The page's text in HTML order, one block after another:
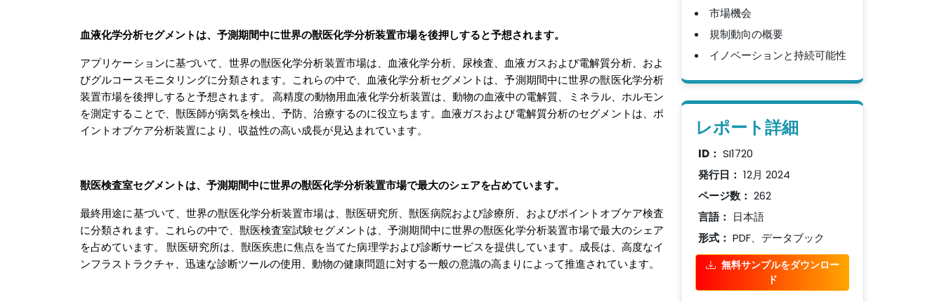
血液化学分析セグメントは、予測期間中に世界の獣医化学分析装置市場を後押しすると予想されます。
アプリケーションに基づいて、世界の獣医化学分析装置市場は、血液化学分析、尿検査、血液ガスおよび電解質分析、およ
びグルコースモニタリングに分類されます。これらの中で、血液化学分析セグメントは、予測期間中に世界の獣医化学分析
装置市場を後押しすると予想されます。 高精度の動物用血液化学分析装置は、動物の血液中の電解質、ミネラル、ホルモン
を測定することで、獣医師が病気を検出、予防、治療するのに役立ちます。血液ガスおよび電解質分析のセグメントは、ポ
イントオブケア分析装置により、収益性の高い成長が見込まれています。
獣医検査室セグメントは、予測期間中に世界の獣医化学分析装置市場で最大のシェアを占めています。
最終用途に基づいて、世界の獣医化学分析装置市場は、獣医研究所、獣医病院および診療所、およびポイントオブケア検査
に分類されます。これらの中で、獣医検査室試験セグメントは、予測期間中に世界の獣医化学分析装置市場で最大のシェア
を占めています。獣医研究所は、獣医疾患に焦点を当てた病理学および診断サービスを提供しています。成長は、高度なイ
ンフラストラクチャ、迅速な診断ツールの使用、動物の健康問題に対する一般の意識の高まりによって推進されています。
市場機会
規制動向の概要
イノベーションと持続可能性
レポート詳細
ID： SI1720
発行日： 12月 2024
ページ数： 262
言語： 日本語
形式： PDF、データブック
無料サンプルをダウンロー
ド